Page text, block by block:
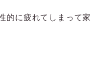
的に疲れてしまって家